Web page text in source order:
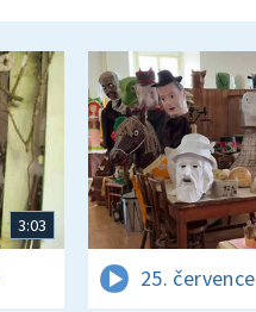
3:03
25. července